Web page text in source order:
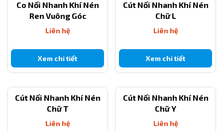
Chất
Thép mạ / inox / theo lựa chọn
Kích thước nhỏ giúp tiếp cận các lỗ mỡ siêu hẹp
dụng
Máy khoan, máy mài, thiết bị điện gia dụng và
các chi tiết máy nhỏ
Co Nối Nhanh Khí Nén
Ren Vuông Góc
Liên hệ
Xem chi tiết
Cút Nối Nhanh Khí Nén
Chữ L
Liên hệ
Xem chi tiết
Cút Nối Nhanh Khí Nén
Chữ T
Liên hệ
Cút Nối Nhanh Khí Nén
Chữ Y
Liên hệ